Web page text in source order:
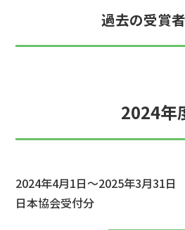
過去の受賞
2024年
2024年4月1日～2025年3月31日
日本協会受付分